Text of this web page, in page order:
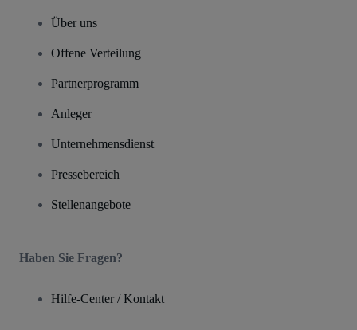
Über uns
Offene Verteilung
Partnerprogramm
Anleger
Unternehmensdienst
Pressebereich
Stellenangebote
Haben Sie Fragen?
Hilfe-Center / Kontakt